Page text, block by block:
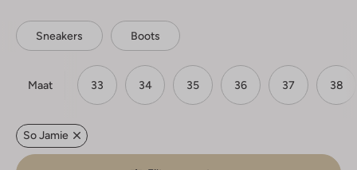
Sneakers Boots
Maat 33 34 35 36 37 38
So Jamie